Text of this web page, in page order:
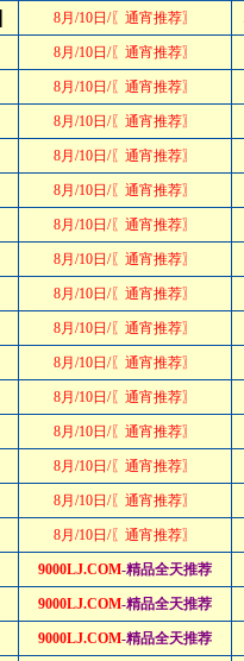
8月/10日/〖通宵推荐〗
8月/10日/〖通宵推荐〗
8月/10日/〖通宵推荐〗
8月/10日/〖通宵推荐〗
8月/10日/〖通宵推荐〗
8月/10日/〖通宵推荐〗
8月/10日/〖通宵推荐〗
8月/10日/〖通宵推荐〗
8月/10日/〖通宵推荐〗
8月/10日/〖通宵推荐〗
8月/10日/〖通宵推荐〗
8月/10日/〖通宵推荐〗
8月/10日/〖通宵推荐〗
8月/10日/〖通宵推荐〗
8月/10日/〖通宵推荐〗
8月/10日/〖通宵推荐〗
9000LJ.COM-精品全天推荐
9000LJ.COM-精品全天推荐
9000LJ.COM-精品全天推荐